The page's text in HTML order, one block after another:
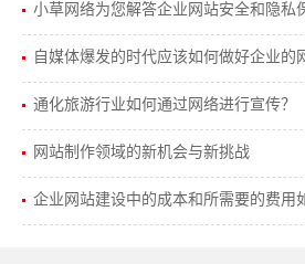
小草网络为您解答企业网站安全和隐私
自媒体爆发的时代应该如何做好企业的
通化旅游行业如何通过网络进行宣传？
网站制作领域的新机会与新挑战
企业网站建设中的成本和所需要的费用